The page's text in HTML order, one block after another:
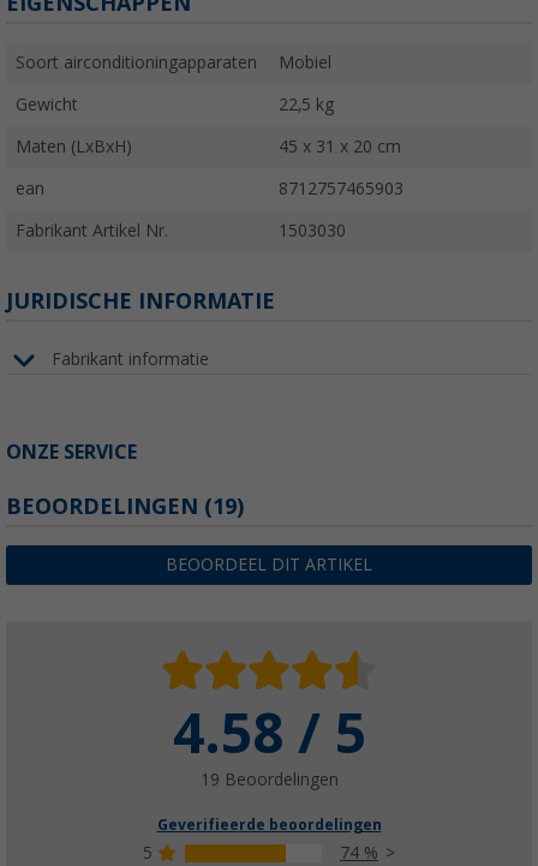
Soort airconditioningapparaten Mobiel
Gewicht 22,5 kg
Maten (LxBxH) 45 x 31 x 20 cm
ean 8712757465903
Fabrikant Artikel Nr. 1503030
JURIDISCHE INFORMATIE
Fabrikant informatie
ONZE SERVICE
BEOORDELINGEN (19)
BEOORDEEL DIT ARTIKEL
4.58 / 5
19 Beoordelingen
Geverifieerde beoordelingen
5
74 %